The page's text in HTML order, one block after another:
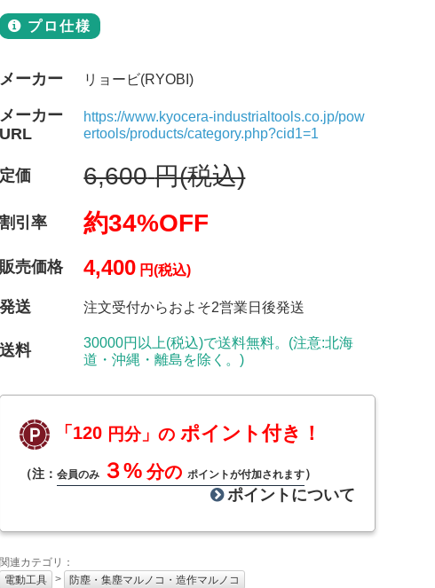
プロ仕様
メーカー リョービ(RYOBI)
メーカー
URL
https://www.kyocera-industrialtools.co.jp/pow
ertools/products/category.php?cid1=1
定価 6,600 円(税込)
割引率 約34%OFF
販売価格 4,400 円(税込)
発送 注文受付からおよそ2営業日後発送
送料
30000円以上(税込)で送料無料。(注意:北海
道・沖縄・離島を除く。)
「120 円分」のポイント付き！
（注： 会員のみ ３% 分のポイントが付加されます）
ポイントについて
関連カテゴリ：
電動工具
> 防塵・集塵マルノコ・造作マルノコ